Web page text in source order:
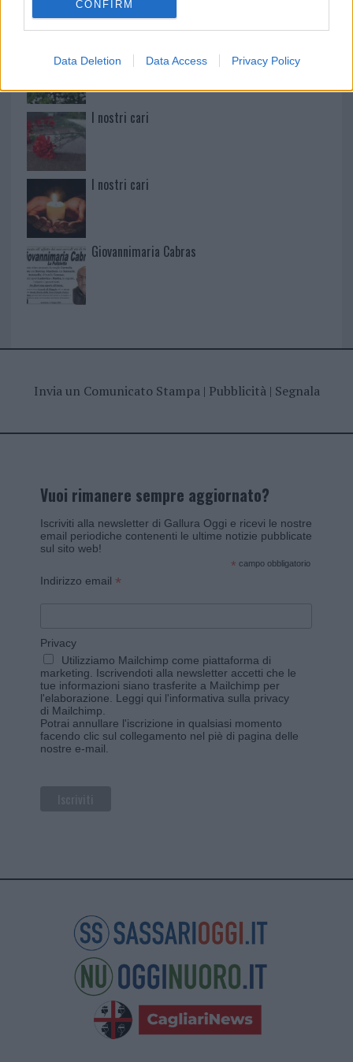
CONFIRM
Data Deletion Data Access Privacy Policy
I nostri cari
I nostri cari
I nostri cari
Giovannimaria Cabras
Invia un Comunicato Stampa| Pubblicità| Segnala
Vuoi rimanere sempre aggiornato?
Iscriviti alla newsletter di Gallura Oggi e ricevi le nostre
email periodiche contenenti le ultime notizie pubblicate
sul sito web!
* campo obbligatorio
Indirizzo email *
Privacy
Utilizziamo Mailchimp come piattaforma di
marketing. Iscrivendoti alla newsletter accetti che le
tue informazioni siano trasferite a Mailchimp per
l'elaborazione. Leggi qui l'informativa sulla privacy
di Mailchimp.
Potrai annullare l'iscrizione in qualsiasi momento
facendo clic sul collegamento nel piè di pagina delle
nostre e-mail.